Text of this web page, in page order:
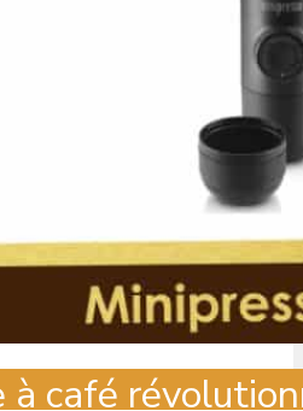
à café